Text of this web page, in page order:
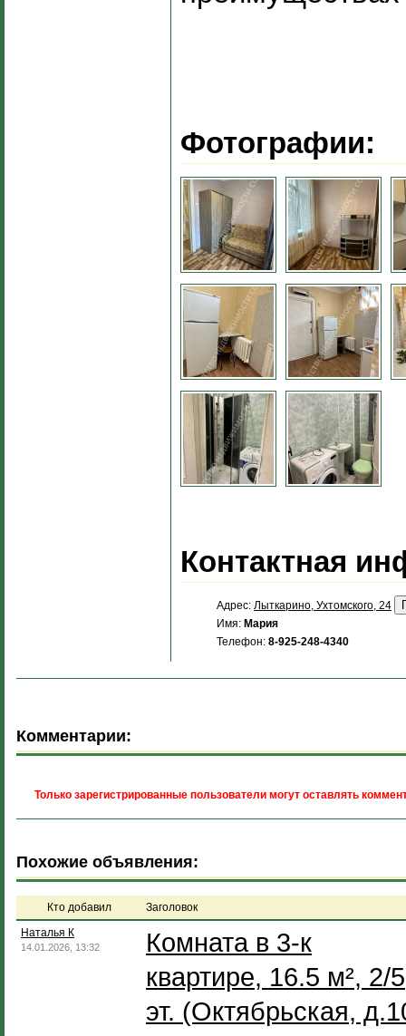
Фотографии:
Контактная
Адрес: Лыткарино, Ухтомского, 24
Имя: Мария
Телефон: 8-925-248-4340
Комментарии:
Только зарегистрированные пользователи могут оставлять
Похожие объявления:
Кто добавил
Заголовок
Наталья К
14.01.2026, 13:32
Комната в 3-к
квартире, 16.5 м², 2/5
эт. (Октябрьская,